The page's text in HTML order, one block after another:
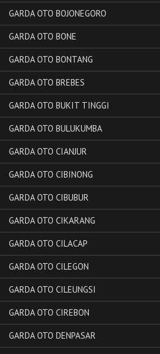
GARDA OTO BOJONEGORO
GARDA OTO BONE
GARDA OTO BONTANG
GARDA OTO BREBES
GARDA OTO BUKIT TINGGI
GARDA OTO BULUKUMBA
GARDA OTO CIANJUR
GARDA OTO CIBINONG
GARDA OTO CIBUBUR
GARDA OTO CIKARANG
GARDA OTO CILACAP
GARDA OTO CILEGON
GARDA OTO CILEUNGSI
GARDA OTO CIREBON
GARDA OTO DENPASAR